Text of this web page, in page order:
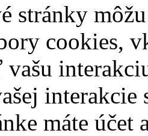
stránky
cookies,
interakcie
máte účet